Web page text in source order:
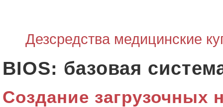
Дезсредства медицинские
BIOS: базовая
Создание загрузочных